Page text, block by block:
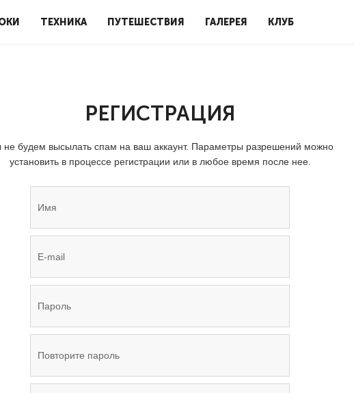
ТЕХНИКА ПУТЕШЕСТВИЯ ГАЛЕРЕЯ КЛУБ
РЕГИСТРАЦИЯ
будем высылать спам на ваш аккаунт. Параметры разрешений можно
установить в процессе регистрации или в любое время после нее.